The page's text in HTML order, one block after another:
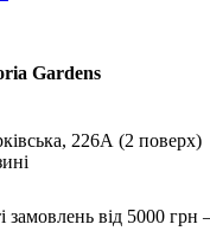
Gardens
226А (2 поверх)
замовлень від 5000 грн